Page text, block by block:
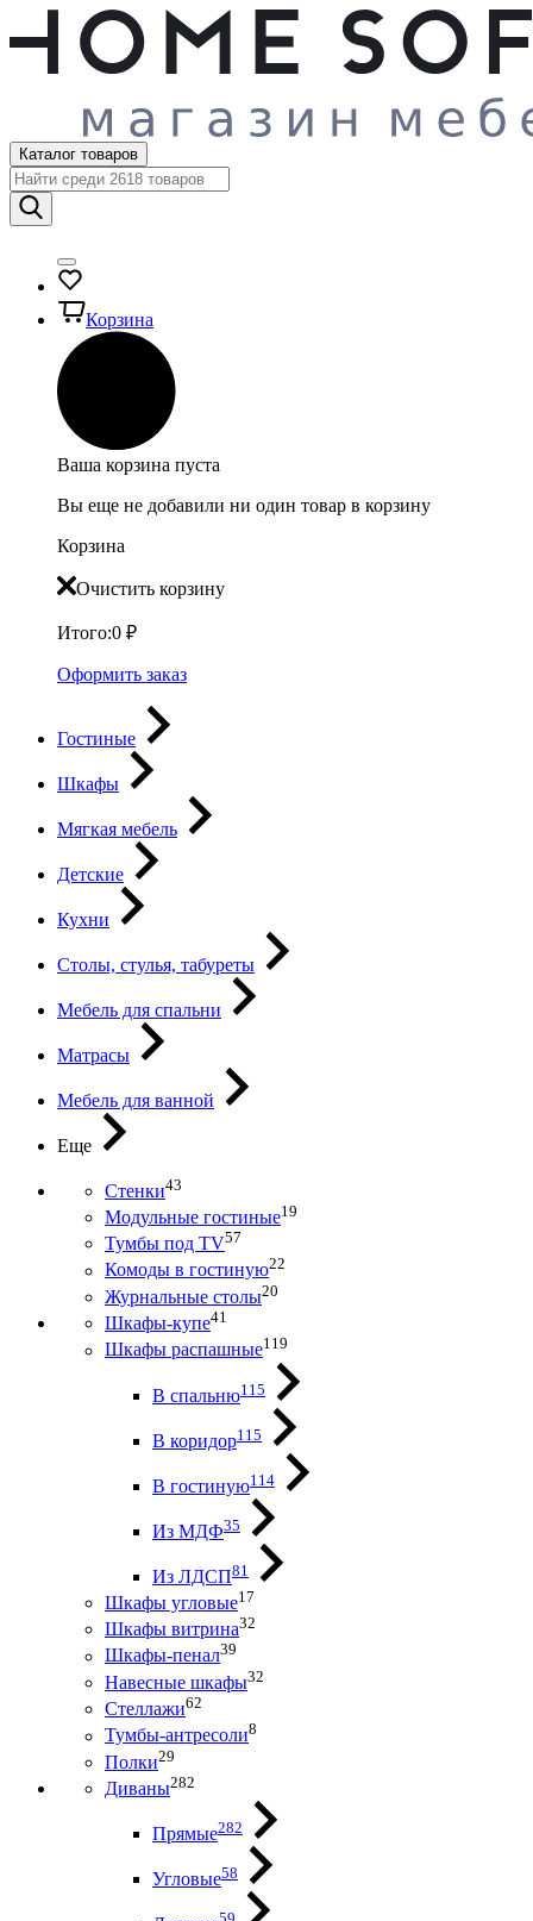
Каталог товаров
Корзина
Ваша корзина пуста
Вы еще не добавили ни один товар в корзину
Корзина
Очистить корзину
Итого:0 ₽
Оформить заказ
Гостиные
Шкафы
Мягкая мебель
Детские
Кухни
Столы, стулья, табуреты
Мебель для спальни
Матрасы
Мебель для ванной
Еще
Стенки43
Модульные гостиные19
Тумбы под ТV57
Комоды в гостиную22
Журнальные столы20
Шкафы-купе41
Шкафы распашные119
В спальню115
В коридор115
В гостиную114
Из МДФ35
Из ЛДСП81
Шкафы угловые17
Шкафы витрина32
Шкафы-пенал39
Навесные шкафы32
Стеллажи62
Тумбы-антресоли8
Полки29
Диваны282
Прямые282
Угловые58